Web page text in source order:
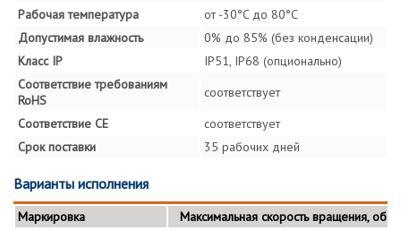
Рабочая температура
от -30°C до 80°C
Допустимая влажность
0% до 85% (без конденсации)
Класс IP
IP51, IP68 (опционально)
Соответствие требованиям
RoHS
соответствует
Соответствие СЕ
соответствует
Срок поставки
35 рабочих дней
Варианты исполнения
Маркировка
Максимальная скорость вращения, об./